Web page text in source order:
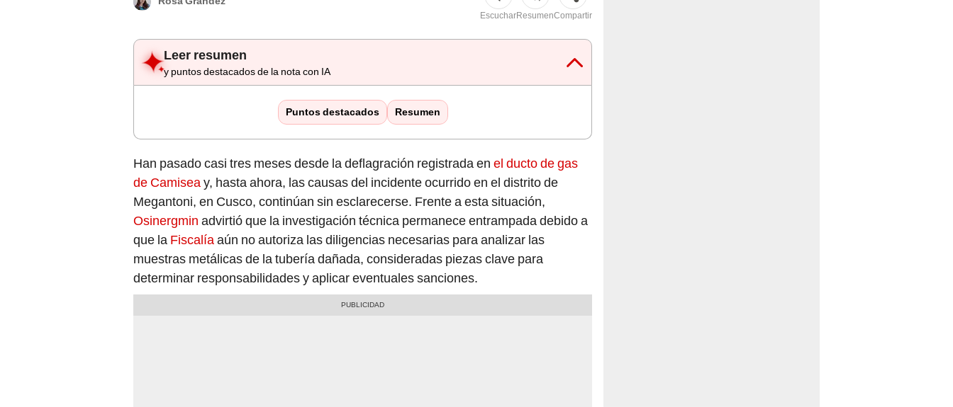
EscucharResumenCompartir
Leer resumen
y puntos destacados de la nota con IA
Puntos destacados Resumen
Han pasado casi tres meses desde la deflagración registrada en el ducto de gas
de Camiseay, hasta ahora, las causas del incidente ocurrido en el distrito de
Megantoni, en Cusco, continúan sin esclarecerse. Frente a esta situación,
Osinergmin advirtió que la investigación técnica permanece entrampada debido a
que la Fiscalíaaún no autoriza las diligencias necesarias para analizar las
muestras metálicas de la tubería dañada, consideradas piezas clave para
determinar responsabilidades y aplicar eventuales sanciones.